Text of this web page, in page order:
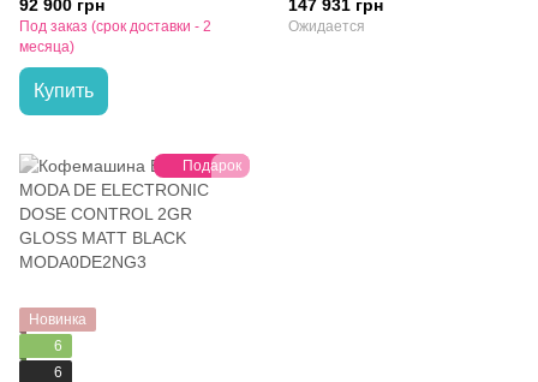
92 900 грн
Под заказ (срок доставки - 2
месяца)
Купить
147 931 грн
Ожидается
Подарок
Новинка
6
6